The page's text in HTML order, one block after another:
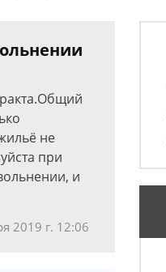
не
при
и
2019 г. 12:06